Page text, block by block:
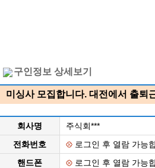
구인정보 상세보기
미싱사 모집합니다. 대전에서 출퇴
회사명
주식회***
전화번호
로그인 후 열람 가능
핸드폰
로그인 후 열람 가능